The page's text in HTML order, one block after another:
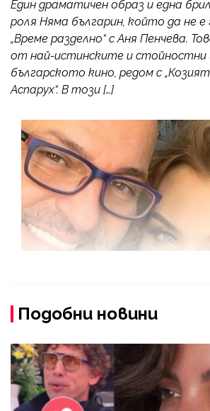
Един драматичен образ и една
роля Няма българин, който да не е
„Време разделно“ с Аня Пенчева.
от най-истинските и стойностни
българското кино, редом с „Козият
Аспарух“. В този […]
Подобни новини